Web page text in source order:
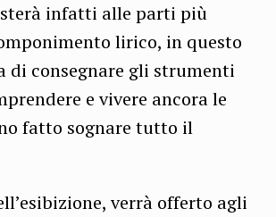
infatti alle parti più
lirico, in questo
di consegnare gli strumenti
e vivere ancora le
fatto sognare tutto il
verrà offerto agli